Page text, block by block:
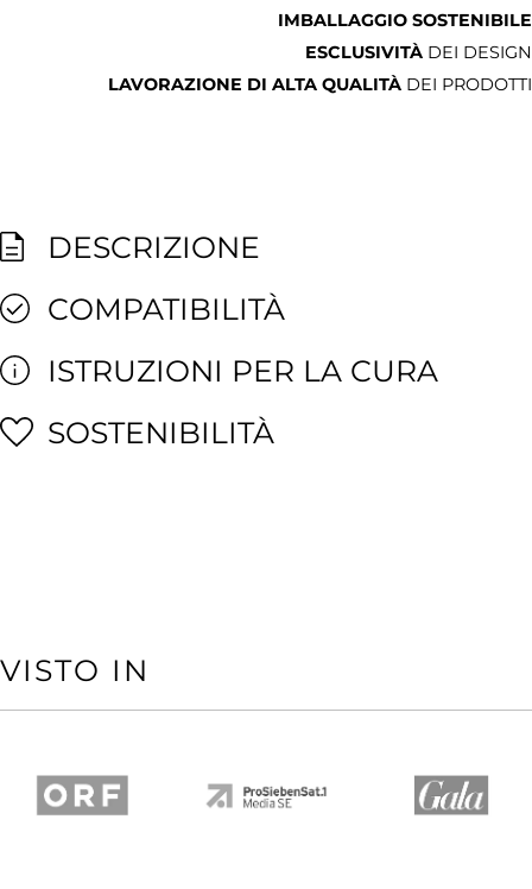
IMBALLAGGIO SOSTENIBILE
ESCLUSIVITÀ DEI DESIGN
LAVORAZIONE DI ALTA QUALITÀ DEI PRODOTTI
DESCRIZIONE
COMPATIBILITÀ
ISTRUZIONI PER LA CURA
SOSTENIBILITÀ
VISTO IN